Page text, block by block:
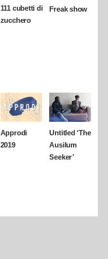
111 cubetti di
zucchero
Freak show
Approdi
2019
Untitled ‘The
Ausilum
Seeker’